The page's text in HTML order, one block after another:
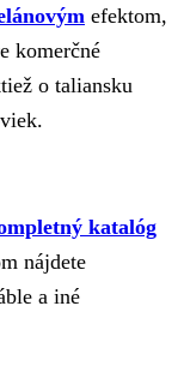
efektom,
komerčné
o taliansku
katalóg
nájdete
a iné